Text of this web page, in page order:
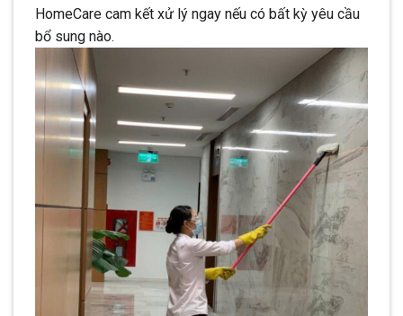
HomeCare cam kết xử lý ngay nếu có bất kỳ yêu cầu
bổ sung nào.